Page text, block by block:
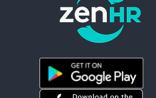
ZenHR - الانتقال إلى الصفحة الرئيسية